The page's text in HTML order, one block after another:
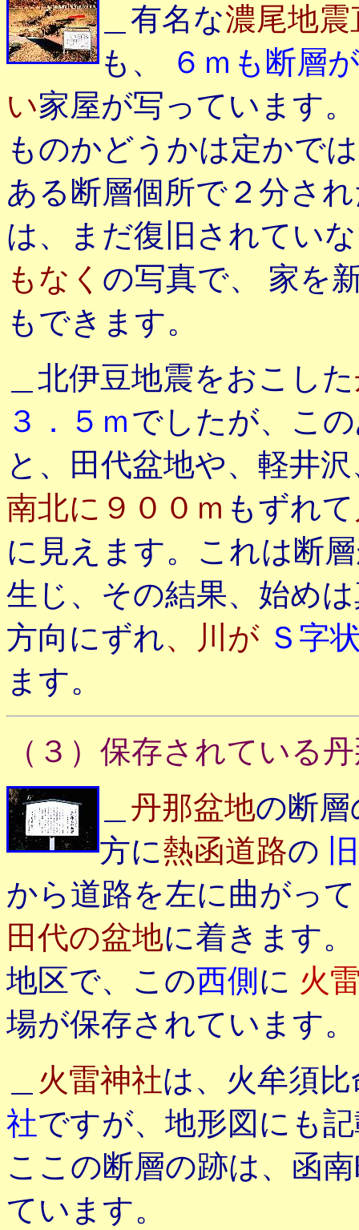
＿有名な濃尾地震
も、
６ｍも断層
い家屋が写っています
ものかどうかは定かで
ある断層個所で２分さ
は、まだ復旧されてい
もなく の写真で、 家を
もできます。
＿北伊豆地震をおこした
３．５ｍでしたが、こ
と、田代盆地や、軽井
南北に９００ｍ もずれて
に見えます。これは断
生じ、その結果、始め
方向にずれ、川が Ｓ字
ます。
（３）保存されている
丹那盆地の断層
方に熱函道路の
から道路を左に曲がっ
田代の盆地に着きます
地区で、この西側に 火
場が保存されています。
火雷神社は、火牟須
社ですが、地形図にも
ここの断層の跡は、函
ています。